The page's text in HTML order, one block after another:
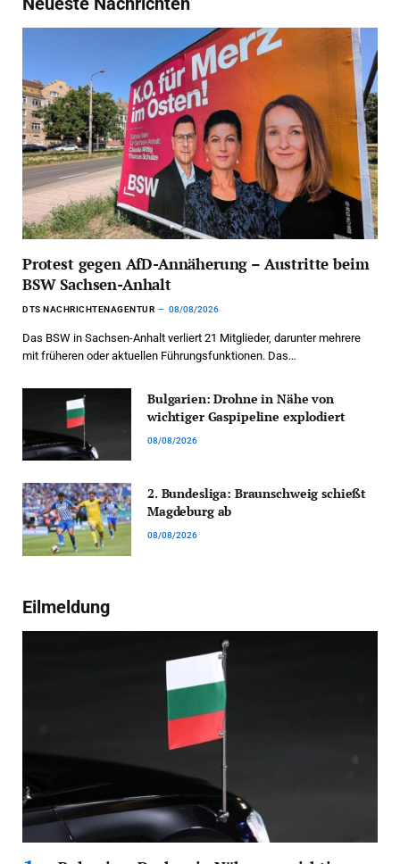
Protest gegen AfD-Annäherung – Austritte beim
BSW Sachsen-Anhalt
DTS NACHRICHTENAGENTUR 08/08/2026
Das BSW in Sachsen-Anhalt verliert 21 Mitglieder, darunter mehrere
mit früheren oder aktuellen Führungsfunktionen. Das…
Bulgarien: Drohne in Nähe von
wichtiger Gaspipeline explodiert
08/08/2026
2. Bundesliga: Braunschweig schießt
Magdeburg ab
08/08/2026
Eilmeldung